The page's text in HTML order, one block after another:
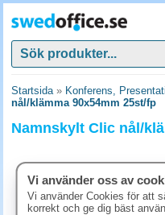
Startsida» Konferens,
nål/klämma 90x54mm 25st/fp
Namnskylt Clic nål/
Vi använder oss av
Vi använder Cookies för att
korrekt och ge dig bäst